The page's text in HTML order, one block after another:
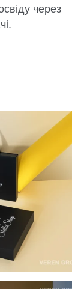
через
SHOP